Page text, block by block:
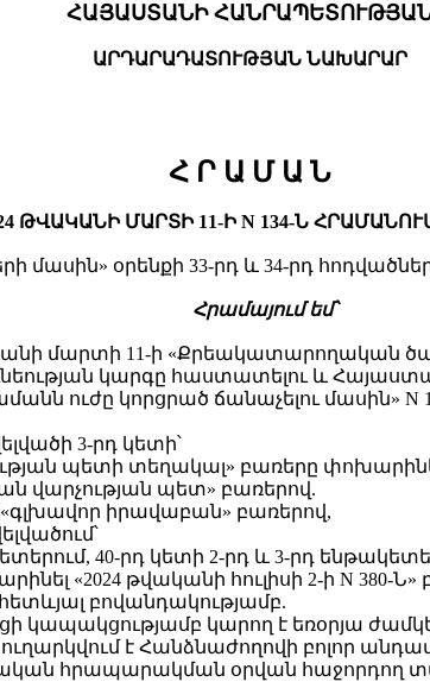
ՀԱՅԱՍՏԱՆԻ
ԱՐԴԱՐԱԴԱՏՈՒԹՅԱՆ ՆԱԽԱՐԱՐ
Հ Ր Ա Մ Ա Ն
ԹՎԱԿԱՆԻ ՄԱՐՏԻ 11-Ի N 134-Ն
օրենքի 33-րդ և 34-րդ
Հրամայում եմ՝
մարտի 11-ի «Քրեակատարողական
կարգը հաստատելու և
ուժը կորցրած ճանաչելու մասին»
3-րդ կետի՝
պետի տեղակալ» բառերը
վարչության պետ» բառերով.
իրավաբան» բառերով,
40-րդ կետի 2-րդ և 3-րդ
«2024 թվականի հուլիսի 2-ի N 380-Ն»
բովանդակությամբ.
կապակցությամբ կարող է եռօրյա
է Հանձնաժողովի բոլոր
հրապարակման օրվան հաջորդող